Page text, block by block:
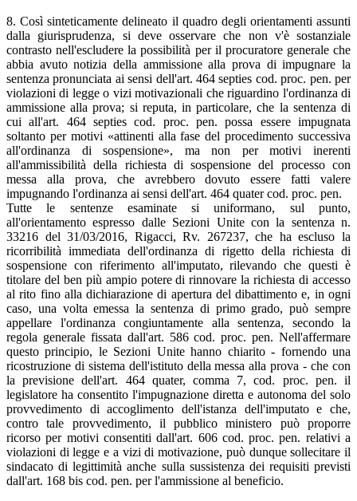
8. Così sinteticamente delineato il quadro degli orientamenti assunti
dalla giurisprudenza, si deve osservare che non v'è sostanziale
contrasto nell'escludere la possibilità per il procuratore generale che
abbia avuto notizia della ammissione alla prova di impugnare la
sentenza pronunciata ai sensi dell'art. 464 septies cod. proc. pen. per
violazioni di legge o vizi motivazionali che riguardino l'ordinanza di
ammissione alla prova; si reputa, in particolare, che la sentenza di
cui all'art. 464 septies cod. proc. pen. possa essere impugnata
soltanto per motivi «attinenti alla fase del procedimento successiva
all'ordinanza di sospensione», ma non per motivi inerenti
all'ammissibilità della richiesta di sospensione del processo con
messa alla prova, che avrebbero dovuto essere fatti valere
impugnando l'ordinanza ai sensi dell'art. 464 quater cod. proc. pen.
Tutte le sentenze esaminate si uniformano, sul punto,
all'orientamento espresso dalle Sezioni Unite con la sentenza n.
33216 del 31/03/2016, Rigacci, Rv. 267237, che ha escluso la
ricorribilità immediata dell'ordinanza di rigetto della richiesta di
sospensione con riferimento all'imputato, rilevando che questi è
titolare del ben più ampio potere di rinnovare la richiesta di accesso
al rito fino alla dichiarazione di apertura del dibattimento e, in ogni
caso, una volta emessa la sentenza di primo grado, può sempre
appellare l'ordinanza congiuntamente alla sentenza, secondo la
regola generale fissata dall'art. 586 cod. proc. pen. Nell'affermare
questo principio, le Sezioni Unite hanno chiarito - fornendo una
ricostruzione di sistema dell'istituto della messa alla prova - che con
la previsione dell'art. 464 quater, comma 7, cod. proc. pen. il
legislatore ha consentito l'impugnazione diretta e autonoma del solo
provvedimento di accoglimento dell'istanza dell'imputato e che,
contro tale provvedimento, il pubblico ministero può proporre
ricorso per motivi consentiti dall'art. 606 cod. proc. pen. relativi a
violazioni di legge e a vizi di motivazione, può dunque sollecitare il
sindacato di legittimità anche sulla sussistenza dei requisiti previsti
dall'art. 168 bis cod. pen. per l'ammissione al beneficio.